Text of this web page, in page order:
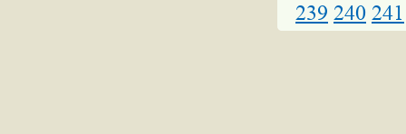
239 240 241